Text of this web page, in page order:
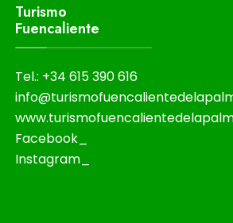
Turismo
Fuencaliente
Tel.: +34 615 390 616
Facebook_
Instagram_